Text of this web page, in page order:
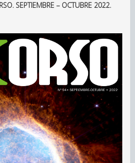
SEPTIEMBRE – OCTUBRE 2022.